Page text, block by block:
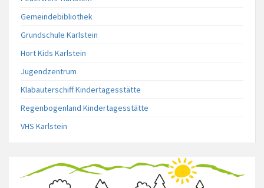
Gemeindebibliothek
Grundschule Karlstein
Hort Kids Karlstein
Jugendzentrum
Klabauterschiff Kindertagesstätte
Regenbogenland Kindertagesstätte
VHS Karlstein